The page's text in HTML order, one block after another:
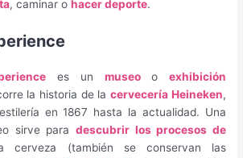
, caminar ohacer deporte.
es un museoo exhibición
la historia de lacervecería Heineken,
en 1867 hasta la actualidad. Una
sirve para descubrir los procesos de
cerveza (también se conservan las